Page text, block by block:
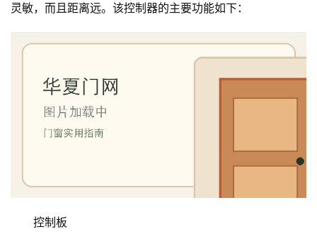
灵敏，而且距离远。该控制器的主要功能如下：
控制板